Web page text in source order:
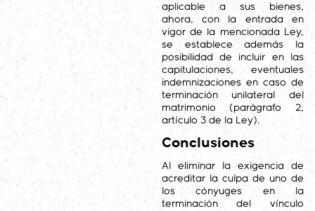
aplicable a sus bienes,
ahora, con la entrada en
vigor de la mencionada Ley,
se establece además la
posibilidad de incluir en las
capitulaciones, eventuales
indemnizaciones en caso de
terminación unilateral del
matrimonio (parágrafo 2,
artículo 3 de la Ley).
Conclusiones
Al eliminar la exigencia de
acreditar la culpa de uno de
los cónyuges en la
terminación del vínculo